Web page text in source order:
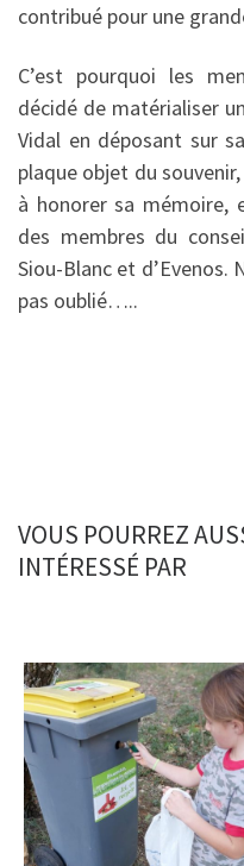
contribué pour une
C’est pourquoi les
décidé de matérialiser
Vidal en déposant sur
plaque objet du
à honorer sa mémoire,
des membres du
Siou-Blanc et d’Evenos.
pas oublié…..
VOUS POURREZ
INTÉRESSÉ PAR